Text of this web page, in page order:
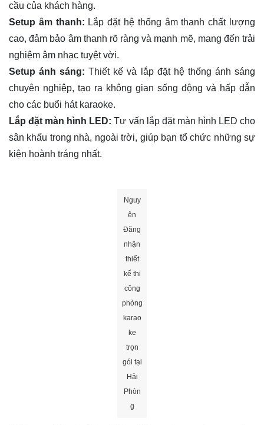
cầu của khách hàng.
Setup âm thanh: Lắp đặt hệ thống âm thanh chất lượng
cao, đảm bảo âm thanh rõ ràng và mạnh mẽ, mang đến trải
nghiệm âm nhạc tuyệt vời.
Setup ánh sáng: Thiết kế và lắp đặt hệ thống ánh sáng
chuyên nghiệp, tạo ra không gian sống động và hấp dẫn
cho các buổi hát karaoke.
Lắp đặt màn hình LED: Tư vấn lắp đặt màn hình LED cho
sân khấu trong nhà, ngoài trời, giúp bạn tổ chức những sự
kiện hoành tráng nhất.
Nguy
ên
Đăng
nhận
thiết
kế thi
công
phòng
karao
ke
trọn
gói tại
Hải
Phòn
g